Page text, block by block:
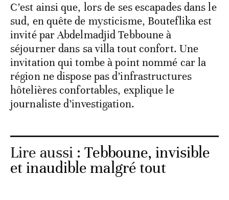
C’est ainsi que, lors de ses escapades dans le
sud, en quête de mysticisme, Bouteflika est
invité par Abdelmadjid Tebboune à
séjourner dans sa villa tout confort. Une
invitation qui tombe à point nommé car la
région ne dispose pas d’infrastructures
hôtelières confortables, explique le
journaliste d’investigation.
Lire aussi :Tebboune, invisible
et inaudible malgré tout